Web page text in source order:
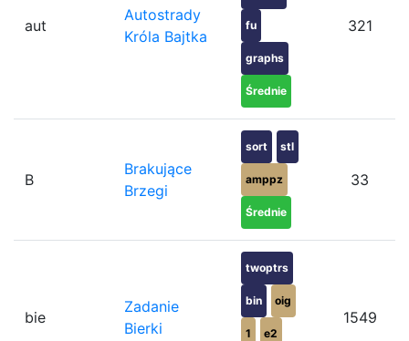
aut
Autostrady
Króla Bajtka
fu
graphs
Średnie
321
B
Brakujące
Brzegi
sort stl
amppz
Średnie
33
bie
Zadanie
Bierki
twoptrs
bin oig
1 e2
1549